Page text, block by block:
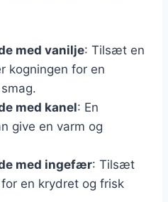
med vanilje: Tilsæt en
kogningen for en
med kanel: En
give en varm og
med ingefær: Tilsæt
en krydret og frisk